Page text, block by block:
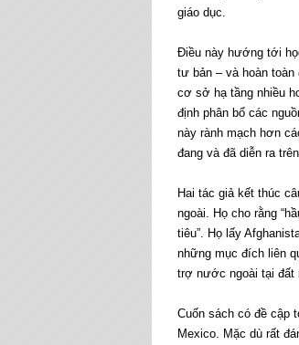
giáo dục.
Điều này hướng tới
tư bản – và hoàn
cơ sở hạ tầng nhiều
định phân bổ các
này rành mạch hơn
đang và đã diễn ra
Hai tác giả kết thúc
ngoài. Họ cho rằng
tiêu”. Họ lấy
những mục đích liên
trợ nước ngoài tại đất
Cuốn sách có đề cập
Mexico. Mặc dù rất